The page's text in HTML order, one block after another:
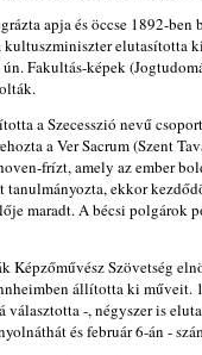
apja és öccse 1892-
kultuszminiszter elutasította
Fakultás-képek
a Szecesszió nevű
a Ver Sacrum (Szent
frízt, amely az ember
tanulmányozta, ekkor
maradt. A bécsi polgárok
Képzőművész Szövetség
állította ki műveit.
-, négyszer is
és február 6-án -